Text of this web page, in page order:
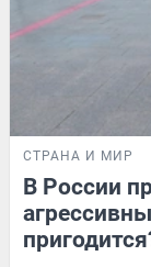
СТРАНА И МИР
В России